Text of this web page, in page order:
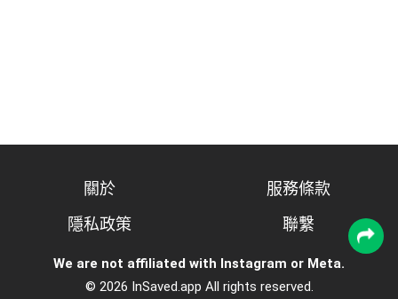
關於
服務條款
隱私政策
聯繫
We are not affiliated with Instagram or Meta.
© 2026 InSaved.app All rights reserved.